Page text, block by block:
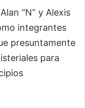
“N” y Alexis
integrantes
presuntamente
para